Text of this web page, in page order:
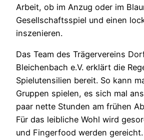
Arbeit, ob im Anzug oder im
Gesellschaftsspiel und einen
inszenieren.
Das Team des Trägervereins
Bleichenbach e.V. erklärt die
Spielutensilien bereit. So kann
Gruppen spielen, es sich mal
paar nette Stunden am frühen
Für das leibliche Wohl wird
und Fingerfood werden